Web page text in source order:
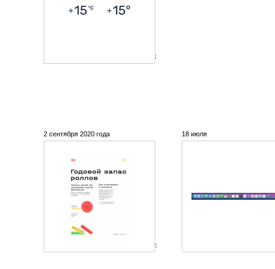
1
2 сентября 2020 года
5
18 июля